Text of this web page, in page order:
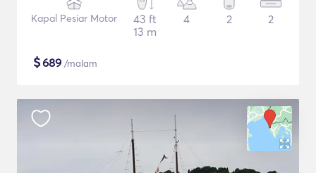
Kapal Pesiar Motor
43 ft
13 m
4 2 2
$689 /malam